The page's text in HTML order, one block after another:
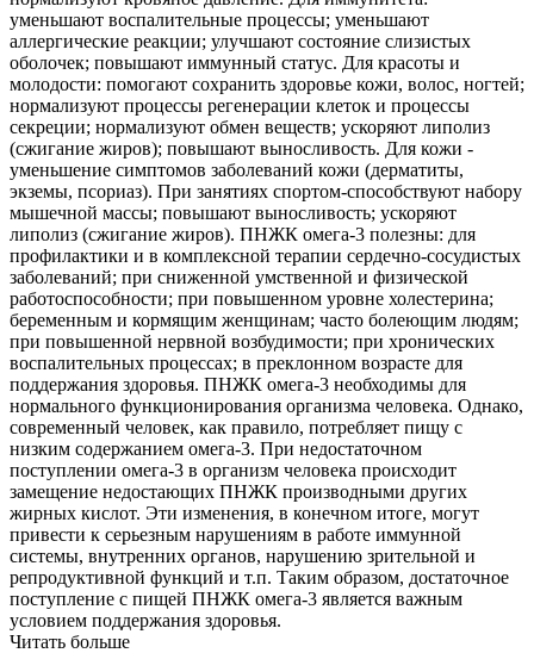
уменьшают воспалительные процессы; уменьшают
аллергические реакции; улучшают состояние слизистых
оболочек; повышают иммунный статус. Для красоты и
молодости: помогают сохранить здоровье кожи, волос, ногтей;
нормализуют процессы регенерации клеток и процессы
секреции; нормализуют обмен веществ; ускоряют липолиз
(сжигание жиров); повышают выносливость. Для кожи -
уменьшение симптомов заболеваний кожи (дерматиты,
экземы, псориаз). При занятиях спортом-способствуют набору
мышечной массы; повышают выносливость; ускоряют
липолиз (сжигание жиров). ПНЖК омега-3 полезны: для
профилактики и в комплексной терапии сердечно-сосудистых
заболеваний; при сниженной умственной и физической
работоспособности; при повышенном уровне холестерина;
беременным и кормящим женщинам; часто болеющим людям;
при повышенной нервной возбудимости; при хронических
воспалительных процессах; в преклонном возрасте для
поддержания здоровья. ПНЖК омега-3 необходимы для
нормального функционирования организма человека. Однако,
современный человек, как правило, потребляет пищу с
низким содержанием омега-3. При недостаточном
поступлении омега-3 в организм человека происходит
замещение недостающих ПНЖК производными других
жирных кислот. Эти изменения, в конечном итоге, могут
привести к серьезным нарушениям в работе иммунной
системы, внутренних органов, нарушению зрительной и
репродуктивной функций и т.п. Таким образом, достаточное
поступление с пищей ПНЖК омега-3 является важным
условием поддержания здоровья.
Читать больше